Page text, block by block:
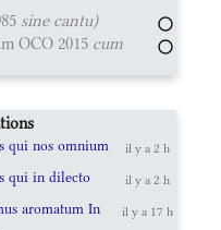
sine cantu)
OCO 2015 cum
qui nos omnium il y a 2 h
qui in dilecto il y a 2 h
aromatum In il y a 17 h